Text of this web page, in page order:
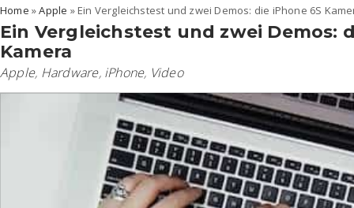
Home »Apple » Ein Vergleichstest und zwei Demos: die iPhone 6S
Ein Vergleichstest und zwei Demos:
Kamera
Apple, Hardware, iPhone, Video